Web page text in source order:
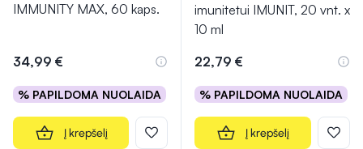
IMMUNITY MAX, 60 kaps.
34,99 €
% PAPILDOMA NUOLAIDA
Į krepšelį
imunitetui IMUNIT, 20 vnt. x
10 ml
22,79 €
% PAPILDOMA NUOLAIDA
Į krepšelį